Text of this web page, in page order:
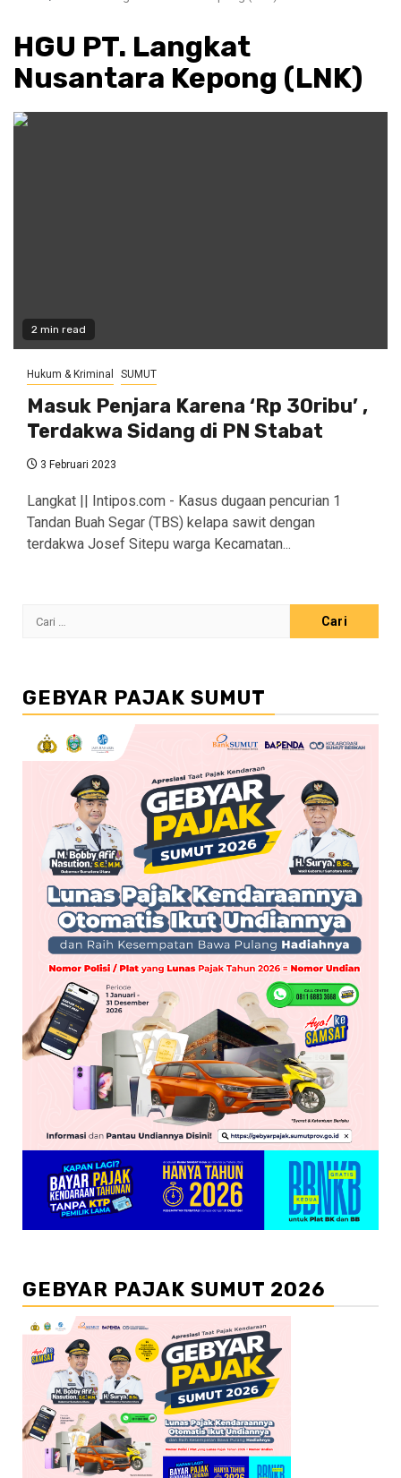
HGU PT. Langkat
Nusantara Kepong (LNK)
2 min read
Hukum & Kriminal SUMUT
Masuk Penjara Karena ‘Rp 30ribu’ ,
Terdakwa Sidang di PN Stabat
3 Februari 2023
Langkat || Intipos.com - Kasus dugaan pencurian 1
Tandan Buah Segar (TBS) kelapa sawit dengan
terdakwa Josef Sitepu warga Kecamatan...
Cari
GEBYAR PAJAK SUMUT
GEBYAR PAJAK SUMUT 2026